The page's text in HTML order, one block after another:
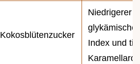
Kokosblütenzucker
Niedrigerer
glykämischer
Index und